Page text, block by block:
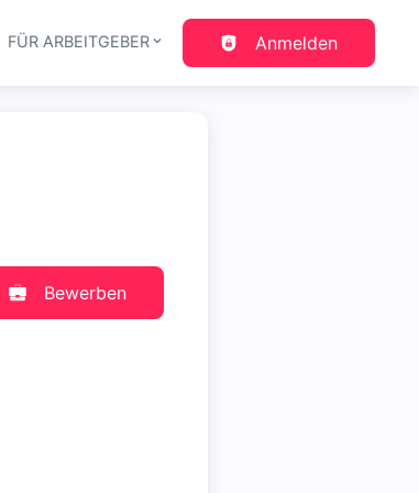
FÜR ARBEITGEBER Anmelden
Bewerben